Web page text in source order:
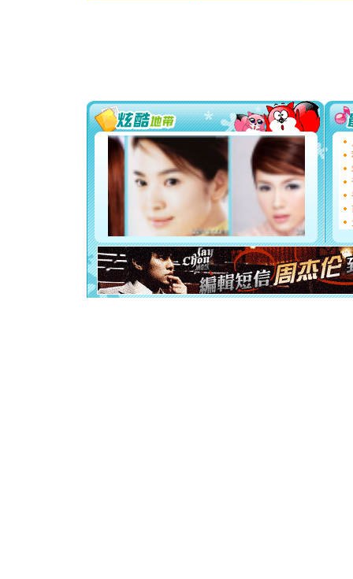
你太多，
要平安
[圣诞节]
能正大
都要快乐
[圣诞节]
如意,快
[元旦]
看
断电。
你是我
[元旦]
起；二是
离。水晶
[元旦]当
泣，这痛